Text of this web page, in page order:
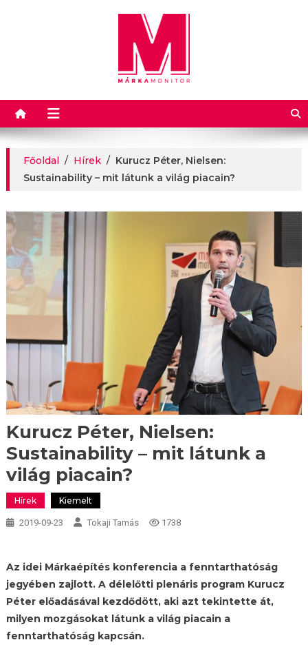
Márkamonitor
Főoldal / Hírek / Kurucz Péter, Nielsen:
Sustainability – mit látunk a világ piacain?
Kurucz Péter, Nielsen:
Sustainability – mit látunk a
világ piacain?
Hírek Kiemelt
2019-09-23 Tokaji Tamás 1738
Az idei Márkaépítés konferencia a fenntarthatóság
jegyében zajlott. A délelőtti plenáris program Kurucz
Péter előadásával kezdődött, aki azt tekintette át,
milyen mozgásokat látunk a világ piacain a
fenntarthatóság kapcsán.